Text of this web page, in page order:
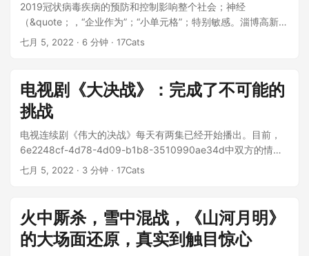
2019冠状病毒疾病的预防和控制影响整个社会；神经
（&quote；，“企业作为”；“小单元格”；特别敏感。淄博高新区
税务局；税务负责...
七月 5, 2022 · 6 分钟 · 17Cats
电视剧《大决战》：完成了不可能的
挑战
电视连续剧《伟大的决战》每天有两集已经开始播出。目前，
6e2248cf-4d78-4d09-b1b8-3510990ae34d中双方的情况
已...
七月 5, 2022 · 3 分钟 · 17Cats
火中厮杀，雪中混战，《山河月明》
的大场面还原，真实到触目惊心